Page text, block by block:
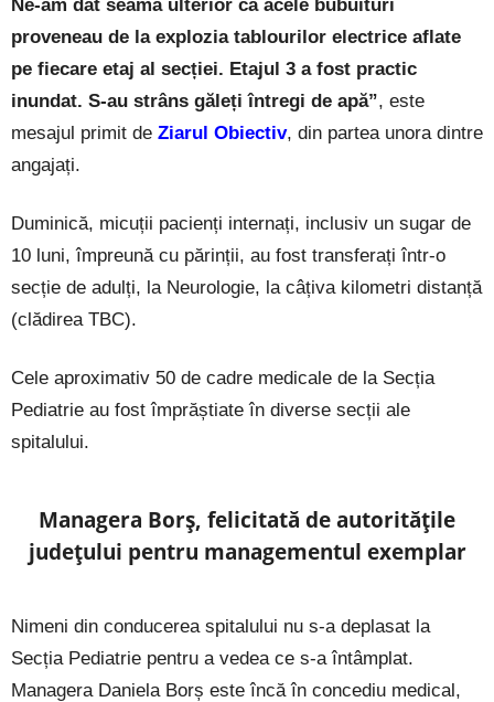
Ne-am dat seama ulterior că acele bubuituri
proveneau de la explozia tablourilor electrice aflate
pe fiecare etaj al secției. Etajul 3 a fost practic
inundat. S-au strâns găleți întregi de apă”, este
mesajul primit de Ziarul Obiectiv, din partea unora dintre
angajați.
Duminică, micuții pacienți internați, inclusiv un sugar de
10 luni, împreună cu părinții, au fost transferați într-o
secție de adulți, la Neurologie, la câțiva kilometri distanță
(clădirea TBC).
Cele aproximativ 50 de cadre medicale de la Secția
Pediatrie au fost împrăștiate în diverse secții ale
spitalului.
Managera Borș, felicitată de autoritățile
județului pentru managementul exemplar
Nimeni din conducerea spitalului nu s-a deplasat la
Secția Pediatrie pentru a vedea ce s-a întâmplat.
Managera Daniela Borș este încă în concediu medical,